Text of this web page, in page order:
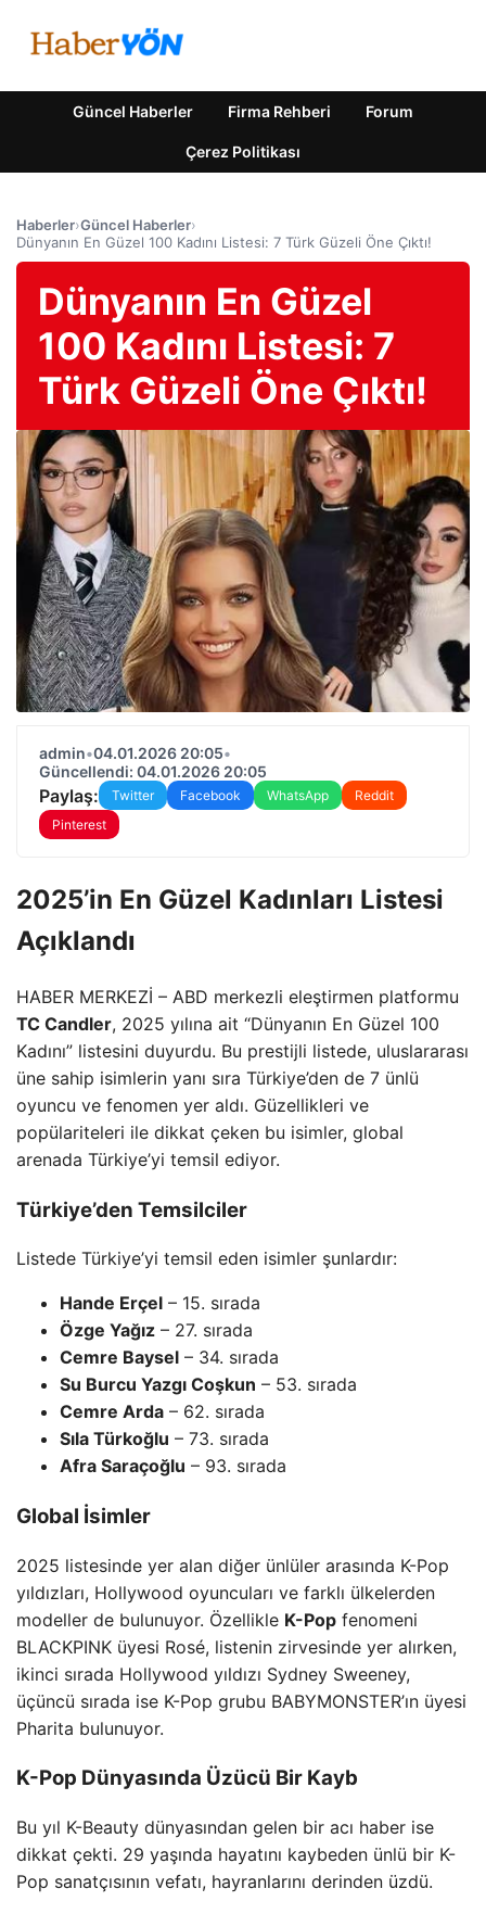
Güncel Haberler Firma Rehberi Forum
Çerez Politikası
Haberler›Güncel Haberler›
Dünyanın En Güzel 100 Kadını Listesi: 7 Türk Güzeli Öne Çıktı!
Dünyanın En Güzel
100 Kadını Listesi: 7
Türk Güzeli Öne Çıktı!
admin•04.01.2026 20:05•
Güncellendi: 04.01.2026 20:05
Paylaş: Twitter Facebook WhatsApp
Reddit
Pinterest
2025’in En Güzel Kadınları Listesi
Açıklandı
HABER MERKEZİ – ABD merkezli eleştirmen platformu
TC Candler, 2025 yılına ait “Dünyanın En Güzel 100
Kadını” listesini duyurdu. Bu prestijli listede, uluslararası
üne sahip isimlerin yanı sıra Türkiye’den de 7 ünlü
oyuncu ve fenomen yer aldı. Güzellikleri ve
popülariteleri ile dikkat çeken bu isimler, global
arenada Türkiye’yi temsil ediyor.
Türkiye’den Temsilciler
Listede Türkiye’yi temsil eden isimler şunlardır:
Hande Erçel – 15. sırada
Özge Yağız – 27. sırada
Cemre Baysel – 34. sırada
Su Burcu Yazgı Coşkun – 53. sırada
Cemre Arda – 62. sırada
Sıla Türkoğlu – 73. sırada
Afra Saraçoğlu – 93. sırada
Global İsimler
2025 listesinde yer alan diğer ünlüler arasında K-Pop
yıldızları, Hollywood oyuncuları ve farklı ülkelerden
modeller de bulunuyor. Özellikle K-Pop fenomeni
BLACKPINK üyesi Rosé, listenin zirvesinde yer alırken,
ikinci sırada Hollywood yıldızı Sydney Sweeney,
üçüncü sırada ise K-Pop grubu BABYMONSTER’ın üyesi
Pharita bulunuyor.
K-Pop Dünyasında Üzücü Bir Kayb
Bu yıl K-Beauty dünyasından gelen bir acı haber ise
dikkat çekti. 29 yaşında hayatını kaybeden ünlü bir K-
Pop sanatçısının vefatı, hayranlarını derinden üzdü.